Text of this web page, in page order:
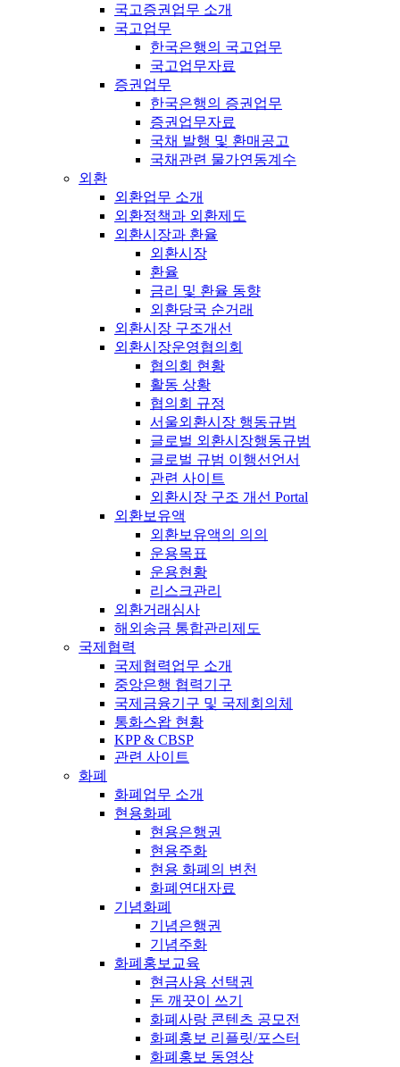
국고증권업무 소개
국고업무
한국은행의 국고업무
국고업무자료
증권업무
한국은행의 증권업무
증권업무자료
국채 발행 및 환매공고
국채관련 물가연동계수
외환
외환업무 소개
외환정책과 외환제도
외환시장과 환율
외환시장
환율
금리 및 환율 동향
외환당국 순거래
외환시장 구조개선
외환시장운영협의회
협의회 현황
활동 상황
협의회 규정
서울외환시장 행동규범
글로벌 외환시장행동규범
글로벌 규범 이행선언서
관련 사이트
외환시장 구조 개선 Portal
외환보유액
외환보유액의 의의
운용목표
운용현황
리스크관리
외환거래심사
해외송금 통합관리제도
국제협력
국제협력업무 소개
중앙은행 협력기구
국제금융기구 및 국제회의체
통화스왑 현황
KPP & CBSP
관련 사이트
화폐
화폐업무 소개
현용화폐
현용은행권
현용주화
현용 화폐의 변천
화폐연대자료
기념화폐
기념은행권
기념주화
화폐홍보교육
현금사용 선택권
돈 깨끗이 쓰기
화폐사랑 콘텐츠 공모전
화폐홍보 리플릿/포스터
화폐홍보 동영상